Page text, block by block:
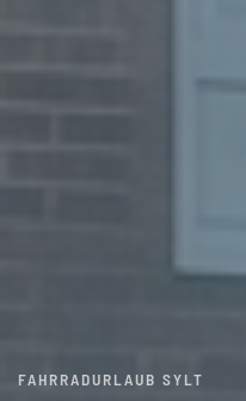
FAHRRADURLAUB SYLT